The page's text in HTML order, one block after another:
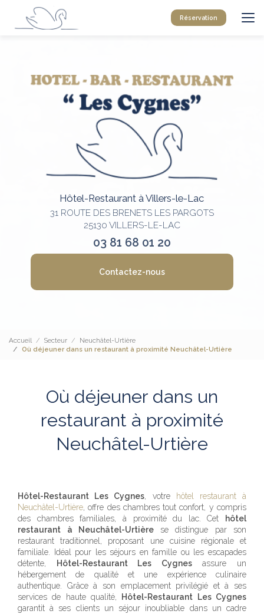
contenu
Réservation
Hôtel-Restaurant à Villers-le-Lac
31 ROUTE DES BRENETS LES PARGOTS
25130 VILLERS-LE-LAC
03 81 68 01 20
Contactez-nous
Accueil Secteur
Neuchâtel-Urtière
Où déjeuner dans un restaurant à proximité Neuchâtel-Urtière
Où déjeuner dans un
restaurant à proximité
Neuchâtel-Urtière
Hôtel-Restaurant Les Cygnes, votre
hôtel restaurant à
Neuchâtel-Urtière, offre des chambres tout confort, y compris
des chambres familiales, à proximité du lac. Cet
hôtel
restaurant à Neuchâtel-Urtière se distingue par son
restaurant traditionnel, proposant une cuisine régionale et
familiale. Idéal pour les séjours en famille ou les escapades
détente,
Hôtel-Restaurant Les Cygnesassure un
hébergement de qualité et une expérience culinaire
authentique. Grâce à son emplacement privilégié et à ses
services de haute qualité,
Hôtel-Restaurant Les Cygnes
garantit à ses clients un séjour inoubliable dans un cadre